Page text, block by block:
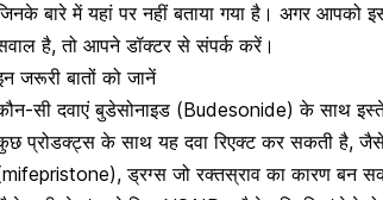
बारे में यहां पर नहीं बताया गया है। अगर
है, तो आपने डॉक्टर से संपर्क करें।
जरूरी बातों को जानें
सी दवाएं बुडेसोनाइड (Budesonide) के साथ
प्रोडक्ट्स के साथ यह दवा रिएक्ट कर सकती है,
ड्रग्स जो रक्तस्राव का कारण बन